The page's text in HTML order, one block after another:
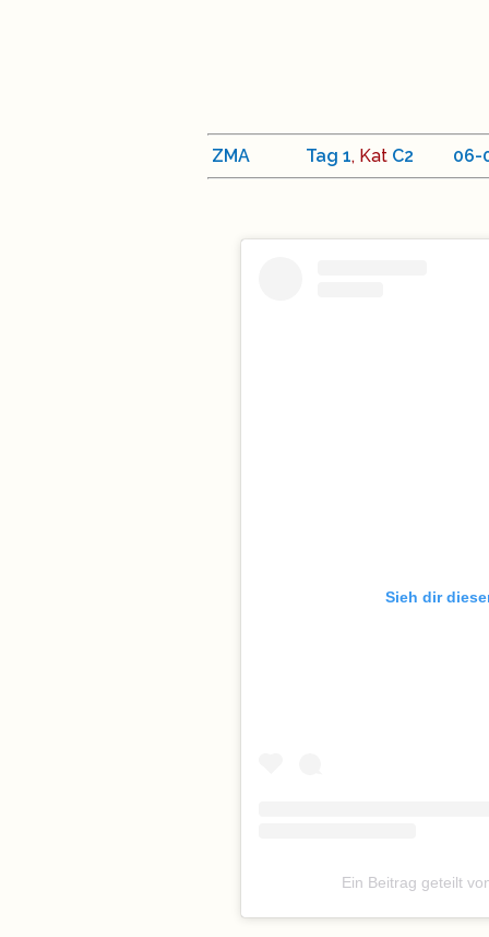
ZMA Tag 1, Kat C2 06-
Sieh dir
Ein Beitrag geteilt